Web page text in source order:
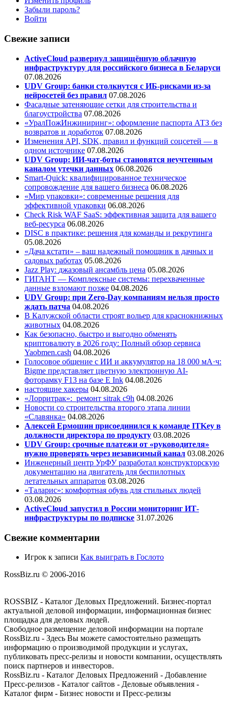
Забыли пароль?
Войти
Свежие записи
ActiveCloud развернул защищённую облачную
инфраструктуру для российского бизнеса в Беларуси
07.08.2026
UDV Group: банки столкнутся с ИБ-рисками из-за
нейросетей без правил 07.08.2026
Фасадные затеняющие сетки для строительства и
благоустройства 07.08.2026
«УралПожИнжиниринг»: оформление паспорта АТЗ без
возвратов и доработок 07.08.2026
Изменения API, SDK, правил и функций соцсетей — в
одном источнике 07.08.2026
UDV Group: ИИ-чат-боты становятся неучтенным
каналом утечки данных 06.08.2026
Smart-Quick: квалифицированное техническое
сопровождение для вашего бизнеса 06.08.2026
«Мир упаковки»: современные решения для
эффективной упаковки 06.08.2026
Check Risk WAF SaaS: эффективная защита для вашего
веб-ресурса 06.08.2026
DISC в практике: решения для команды и рекрутинга
05.08.2026
«Дача кстати» – ваш надежный помощник в дачных и
садовых работах 05.08.2026
Jazz Play: джазовый ансамбль цена 05.08.2026
ГИГАНТ — Комплексные системы: перехваченные
данные взломают позже 04.08.2026
UDV Group: при Zero-Day компаниям нельзя просто
ждать патча 04.08.2026
В Калужской области строят вольер для краснокнижных
животных 04.08.2026
Как безопасно, быстро и выгодно обменять
криптовалюту в 2026 году: Полный обзор сервиса
Yaobmen.cash 04.08.2026
Голосовое общение с ИИ и аккумулятор на 18 000 мА·ч:
Bigme представляет цветную электронную AI-
фоторамку F13 на базе E Ink 04.08.2026
настоящие хакеры 04.08.2026
«Лорритрак»: ремонт sitrak c9h 04.08.2026
Новости со строительства второго этапа линии
«Славянка» 04.08.2026
Алексей Ермошин присоединился к команде ITKey в
должности директора по продукту 03.08.2026
UDV Group: срочные платежи от «руководителя»
нужно проверять через независимый канал 03.08.2026
Инженерный центр УрФУ разработал конструкторскую
документацию на двигатель для беспилотных
летательных аппаратов 03.08.2026
«Таларис»: комфортная обувь для стильных людей
03.08.2026
ActiveCloud запустил в России мониторинг ИТ-
инфраструктуры по подписке 31.07.2026
Свежие комментарии
Игрок к записи Как выиграть в Гослото
RossBiz.ru © 2006-2016
ROSSBIZ - Каталог Деловых Предложений. Бизнес-портал
актуальной деловой информации, информационная бизнес
площадка для деловых людей.
Свободное размещение деловой информации на портале
RossBiz.ru - Здесь Вы можете самостоятельно размещать
информацию о производимой продукции и услугах,
публиковать пресс-релизы и новости компании, осуществлять
поиск партнеров и инвесторов.
RossBiz.ru - Каталог Деловых Предложений - Добавление
Пресс-релизов - Каталог сайтов - Деловые объявления -
Каталог фирм - Бизнес новости и Пресс-релизы